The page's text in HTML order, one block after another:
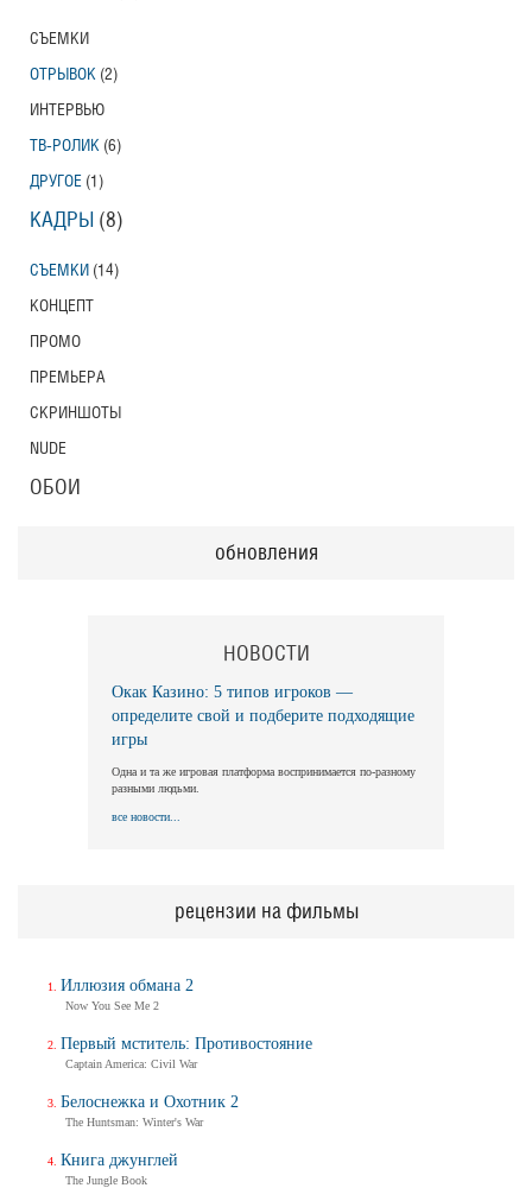
СЪЕМКИ
ОТРЫВОК (2)
ИНТЕРВЬЮ
ТВ-РОЛИК (6)
ДРУГОЕ (1)
КАДРЫ (8)
СЪЕМКИ (14)
КОНЦЕПТ
ПРОМО
ПРЕМЬЕРА
СКРИНШОТЫ
NUDE
ОБОИ
обновления
НОВОСТИ
Окак Казино: 5 типов игроков —
определите свой и подберите подходящие
игры
Одна и та же игровая платформа воспринимается по-разному
разными людьми.
все новости...
рецензии на фильмы
Иллюзия обмана 2
Now You See Me 2
Первый мститель: Противостояние
Captain America: Civil War
Белоснежка и Охотник 2
The Huntsman: Winter's War
Книга джунглей
The Jungle Book